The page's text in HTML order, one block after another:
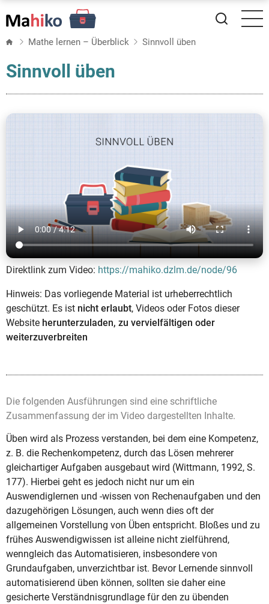
zum
Inhalt
Mathe lernen – Überblick Sinnvoll üben
Sinnvoll üben
Direktlink zum Video: https://mahiko.dzlm.de/node/96
Hinweis: Das vorliegende Material ist urheberrechtlich
geschützt. Es ist nicht erlaubt, Videos oder Fotos dieser
Website herunterzuladen, zu vervielfältigen oder
weiterzuverbreiten
Die folgenden Ausführungen sind eine schriftliche
Zusammenfassung der im Video dargestellten Inhalte.
Üben wird als Prozess verstanden, bei dem eine Kompetenz,
z. B. die Rechenkompetenz, durch das Lösen mehrerer
gleichartiger Aufgaben ausgebaut wird (Wittmann, 1992, S.
177). Hierbei geht es jedoch nicht nur um ein
Auswendiglernen und -wissen von Rechenaufgaben und den
dazugehörigen Lösungen, auch wenn dies oft der
allgemeinen Vorstellung von Üben entspricht. Bloßes und zu
frühes Auswendigwissen ist alleine nicht zielführend,
wenngleich das Automatisieren, insbesondere von
Grundaufgaben, unverzichtbar ist. Bevor Lernende sinnvoll
automatisierend üben können, sollten sie daher eine
gesicherte Verständnisgrundlage für den zu übenden